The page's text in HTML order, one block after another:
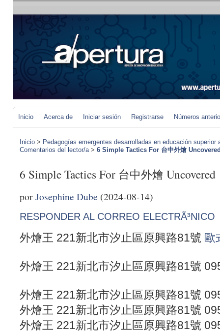
Inicio Acerca de Iniciar sesión Registrarse Números
Inicio > Pedagogías emergentes desarrolladas en educación
Comentarios del lector/a> 6 Simple Tactics For 台中外燴
6 Simple Tactics For 台中外燴 Uncovered
porJosephine Dube (2024-08-14)
RESPONDER AL CORREO ELECTRÃ³NICO
外燴王 221新北市汐止區原興路81號 歐
外燴王 221新北市汐止區原興路81號
外燴王 221新北市汐止區原興路81號
外燴王 221新北市汐止區原興路81號
外燴王 221新北市汐止區原興路81號